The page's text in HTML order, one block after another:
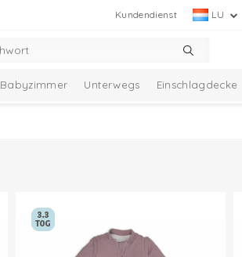
LU
Kundendienst
Babyzimmer Unterwegs Einschlagdecke